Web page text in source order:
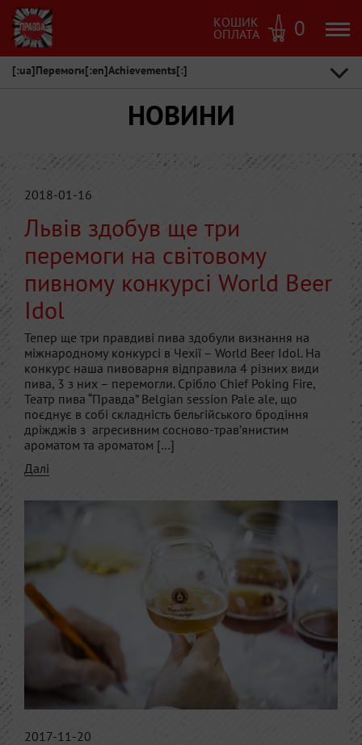
КОШИК
ОПЛАТА 0
НОВИНИ
[:ua]Перемоги[:en]Achievements[:]
2018-01-16
Львів здобув ще три
перемоги на світовому
пивному конкурсі World Beer
Idol
Тепер ще три правдиві пива здобули визнання на
міжнародному конкурсі в Чехії – World Beer Idol. На
конкурс наша пивоварня відправила 4 різних види
пива, 3 з них – перемогли. Срібло Chief Poking Fire,
Театр пива “Правда” Belgian session Pale ale, що
поєднує в собі складність бельгійського бродіння
дріжджів з агресивним сосново-трав’янистим
ароматом та ароматом […]
Далі
2017-11-20